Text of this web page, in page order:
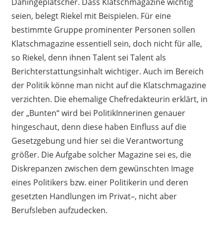
seien, belegt Riekel mit Beispielen. Für eine
bestimmte Gruppe prominenter Personen sollen
Klatschmagazine essentiell sein, doch nicht für alle,
so Riekel, denn ihnen Talentsei Talent als
Berichterstattungsinhalt wichtiger. Auch im Bereich
der Politik könne man nicht auf die Klatschmagazine
verzichten. Die ehemalige Chefredakteurin erklärt, in
der„Bunten“wird bei PolitikInnerinen genauer
hingeschaut, denn diese haben Einfluss auf die
Gesetzgebung und hier sei die Verantwortung
größer. Die Aufgabe solcher Magazine sei es, die
Diskrepanzen zwischen dem gewünschten Image
eines Politikers bzw. einer Politikerin und deren
gesetzten Handlungen im Privat–, nicht aber
Berufsleben aufzudecken.